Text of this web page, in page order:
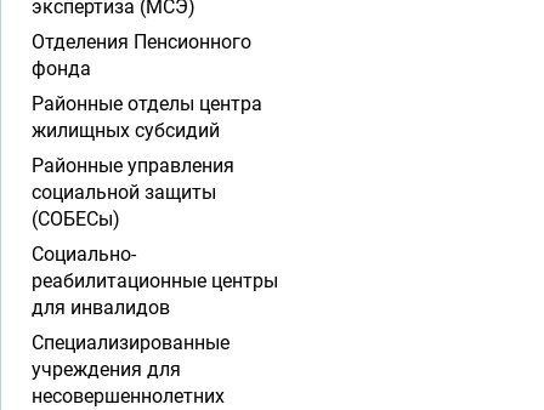
экспертиза (МСЭ)
Отделения Пенсионного
фонда
Районные отделы центра
жилищных субсидий
Районные управления
социальной защиты
(СОБЕСы)
Социально-
реабилитационные центры
для инвалидов
Специализированные
учреждения для
несовершеннолетних